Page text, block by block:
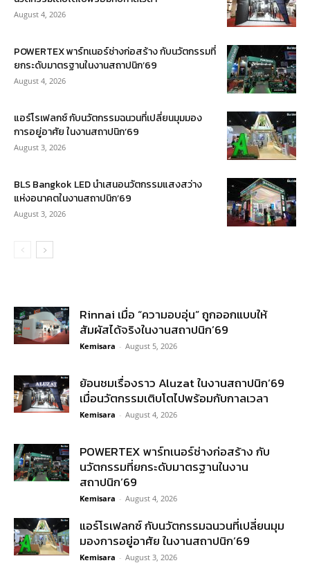
August 4, 2026
POWERTEX พาร์ทเนอร์ช่างก่อสร้าง กับนวัตกรรมที่
ยกระดับมาตรฐานในงานสถาปนิก’69
August 4, 2026
แอร์โรเฟลกซ์ กับนวัตกรรมฉนวนที่เปลี่ยนมุมมอง
การอยู่อาศัย ในงานสถาปนิก’69
August 3, 2026
BLS Bangkok LED นำเสนอนวัตกรรมแสงสว่าง
แห่งอนาคตในงานสถาปนิก’69
August 3, 2026
Rinnai เมื่อ “ความอบอุ่น” ถูกออกแบบให้
สัมผัสได้จริงในงานสถาปนิก’69
Kemisara - August 5, 2026
ย้อนชมเรื่องราว Aluzat ในงานสถาปนิก’69
เมื่อนวัตกรรมเติบโตไปพร้อมกับกาลเวลา
Kemisara - August 4, 2026
POWERTEX พาร์ทเนอร์ช่างก่อสร้าง กับ
นวัตกรรมที่ยกระดับมาตรฐานในงาน
สถาปนิก’69
Kemisara - August 4, 2026
แอร์โรเฟลกซ์ กับนวัตกรรมฉนวนที่เปลี่ยนมุม
มองการอยู่อาศัย ในงานสถาปนิก’69
Kemisara - August 3, 2026